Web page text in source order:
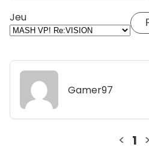
Jeu
Gamer97
< 1 >